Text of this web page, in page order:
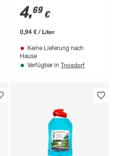
Orangenduft 5 l
4,69 €
0,94 € / Liter
Keine Lieferung nach
Hause
Verfügbar in Troisdorf